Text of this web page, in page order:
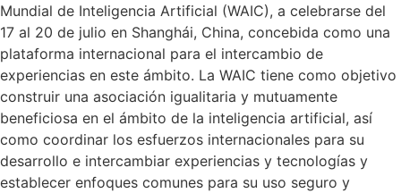
Mundial de Inteligencia Artificial (WAIC), a celebrarse del
17 al 20 de julio en Shanghái, China, concebida como una
plataforma internacional para el intercambio de
experiencias en este ámbito. La WAIC tiene como objetivo
construir una asociación igualitaria y mutuamente
beneficiosa en el ámbito de la inteligencia artificial, así
como coordinar los esfuerzos internacionales para su
desarrollo e intercambiar experiencias y tecnologías y
establecer enfoques comunes para su uso seguro y